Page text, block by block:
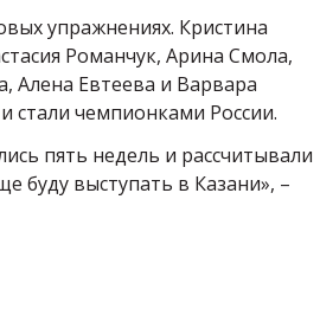
упражнениях. Кристина
Романчук, Арина Смола,
Алена Евтеева и Варвара
стали чемпионками России.
пять недель и рассчитывали
буду выступать в Казани», –